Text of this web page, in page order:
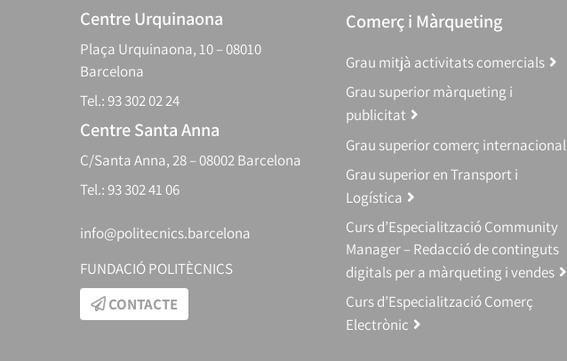
Centre Urquinaona
Plaça Urquinaona, 10 – 08010
Barcelona
Tel.: 93 302 02 24
Centre Santa Anna
C/Santa Anna, 28 – 08002 Barcelona
Tel.: 93 302 41 06
info@politecnics.barcelona
FUNDACIÓ POLITÈCNICS
CONTACTE
Comerç i Màrqueting
Grau mitjà activitats comercials
Grau superior màrqueting i
publicitat
Grau superior comerç internacional
Grau superior en Transport i
Logística
Curs d’Especialització Community
Manager – Redacció de continguts
digitals per a màrqueting i vendes
Curs d’Especialització Comerç
Electrònic